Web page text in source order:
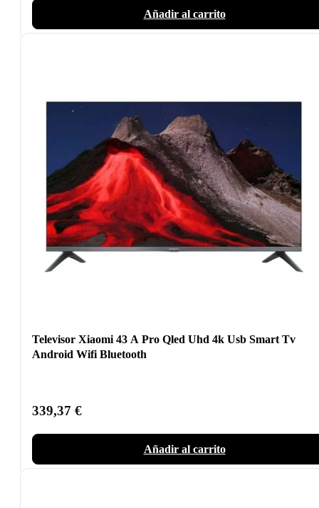
Añadir al carrito
Televisor Xiaomi 43 A Pro Qled Uhd 4k Usb Smart Tv
Android Wifi Bluetooth
339,37 €
Añadir al carrito